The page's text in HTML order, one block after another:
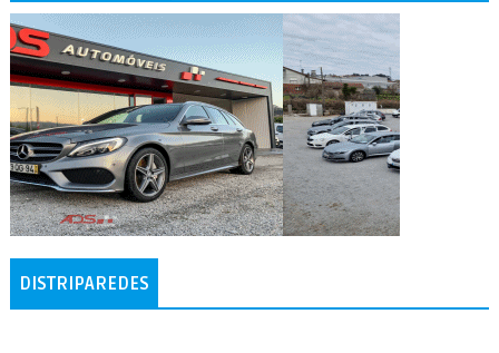
DISTRIPAREDES